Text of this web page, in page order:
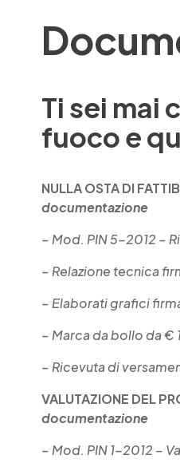
Ti sei mai
fuoco e
NULLA OSTA DI
documentazione
– Mod. PIN 5-2012 –
– Relazione tecnica
– Elaborati grafici
– Marca da bollo da
– Ricevuta di
VALUTAZIONE DEL
documentazione
– Mod. PIN 1-2012 –